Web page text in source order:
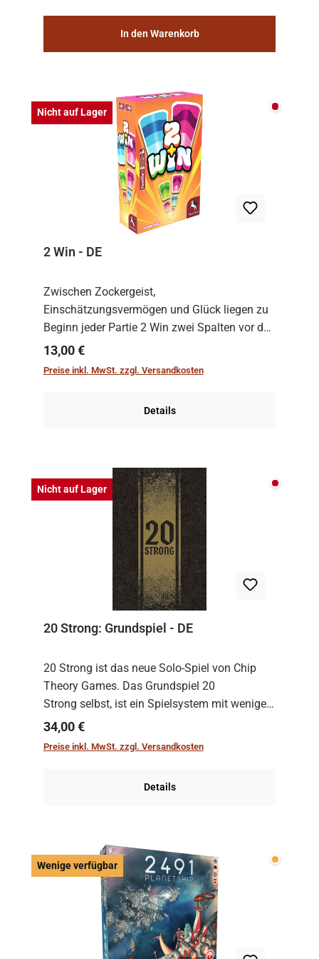
In den Warenkorb
Nicht auf Lager Nicht
2 Win - DE
Zwischen Zockergeist,
Einschätzungsvermögen und Glück liegen zu
Beginn jeder Partie 2 Win zwei Spalten vor den
Spielenden aus, die es in die Höhe zu treiben
gilt. Doch das geht natürlich nur, solange man
Regulärer Preis:
13,00 €
Preise inkl. MwSt. zzgl. Versandkosten
Details
Nicht auf Lager Nicht
20 Strong: Grundspiel - DE
20 Strong ist das neue Solo-Spiel von Chip
Theory Games. Das Grundspiel 20
Strong selbst, ist ein Spielsystem mit wenigen,
einfachen Regeln. Um es zu spielen, muss es
immer mit einem Themenset ergänzt werden.
Regulärer Preis:
34,00 €
Preise inkl. MwSt. zzgl. Versandkosten
Details
Wenige verfügbar Wenige